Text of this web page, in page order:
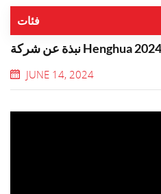
فئات
JUNE 14, 2024